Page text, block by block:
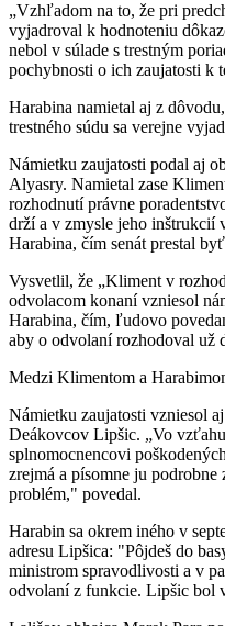
„Vzhľadom na to, že pri
vyjadroval k hodnoteniu
nebol v súlade s trestným
pochybnosti o ich zaujatosti k
Harabina namietal aj z
trestného súdu sa verejne
Námietku zaujatosti podal aj
Alyasry. Namietal zase
rozhodnutí právne
drží a v zmysle jeho inštrukcií
Harabina, čím senát prestal
Vysvetlil, že „Kliment v
odvolacom konaní vzniesol
Harabina, čím, ľudovo
aby o odvolaní rozhodoval už
Medzi Klimentom a
Námietku zaujatosti vzniesol
Deákovcov Lipšic. „Vo
splnomocnencovi
zrejmá a písomne ju
problém," povedal.
Harabin sa okrem iného v
adresu Lipšica: "Pôjdeš do
ministrom spravodlivosti a v
odvolaní z funkcie. Lipšic bol